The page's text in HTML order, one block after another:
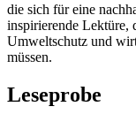
die sich für eine
inspirierende Lektüre,
Umweltschutz und
müssen.
Leseprobe